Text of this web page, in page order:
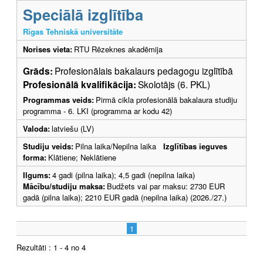
Speciālā izglītība
Rīgas Tehniskā universitāte
Norises vieta: RTU Rēzeknes akadēmija
Grāds: Profesionālais bakalaurs pedagogu izglītībā
Profesionālā kvalifikācija:Skolotājs (6. PKL)
Programmas veids: Pirmā cikla profesionālā bakalaura studiju
programma - 6. LKI (programma ar kodu 42)
Valoda:latviešu (LV)
Studiju veids: Pilna laika/Nepilna laika Izglītības ieguves
forma: Klātiene; Neklātiene
Ilgums:4 gadi (pilna laika); 4,5 gadi (nepilna laika)
Mācību/studiju maksa: Budžets vai par maksu: 2730 EUR
gadā (pilna laika); 2210 EUR gadā (nepilna laika) (2026./27.)
1
Rezultāti : 1 - 4 no 4